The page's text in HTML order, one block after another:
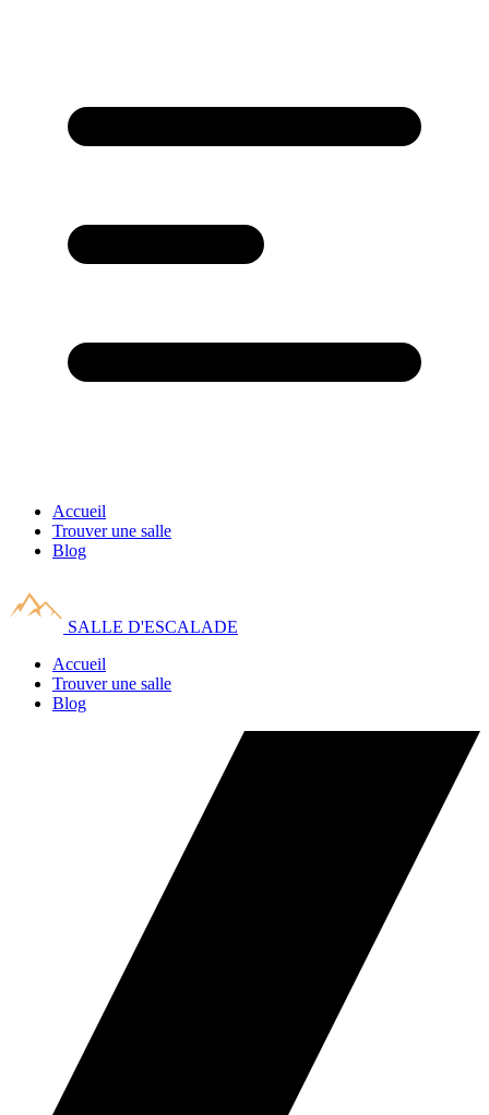
Accueil
Trouver une salle
Blog
SALLE D'ESCALADE
Accueil
Trouver une salle
Blog